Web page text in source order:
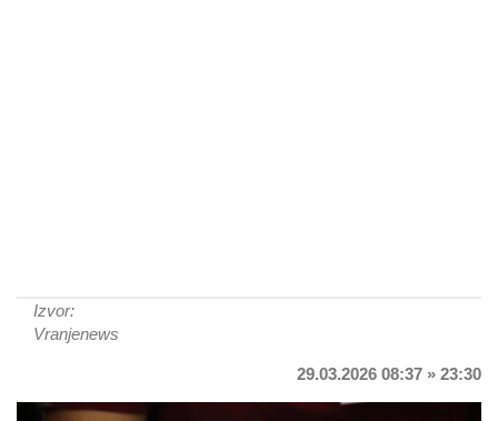
Izvor:
Vranjenews
29.03.2026 08:37 » 23:30